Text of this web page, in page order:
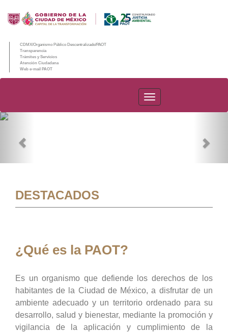
CDMX/Organismo Público Descentralizado/PAOT
Transparencia
Trámites y Servicios
Atención Ciudadana
Web e-mail PAOT
PAOT
DESTACADOS
¿Qué es la PAOT?
Es un organismo que defiende los derechos de los
habitantes de la Ciudad de México, a disfrutar de un
ambiente adecuado y un territorio ordenado para su
desarrollo, salud y bienestar, mediante la promoción y
vigilancia de la aplicación y cumplimiento de la